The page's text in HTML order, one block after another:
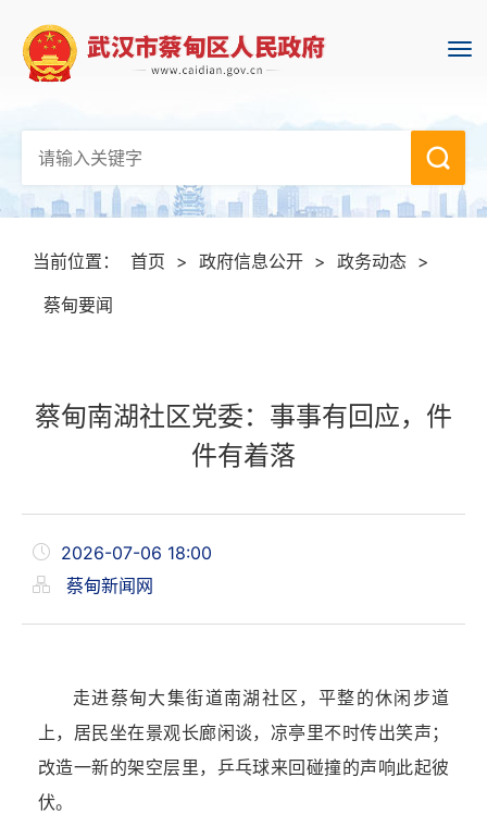
当前位置： 首页 > 政府信息公开 > 政务动态 >
蔡甸要闻
蔡甸南湖社区党委：事事有回应，件
件有着落
2026-07-06 18:00
蔡甸新闻网
走进蔡甸大集街道南湖社区，平整的休闲步道
上，居民坐在景观长廊闲谈，凉亭里不时传出笑声；
改造一新的架空层里，乒乓球来回碰撞的声响此起彼
伏。